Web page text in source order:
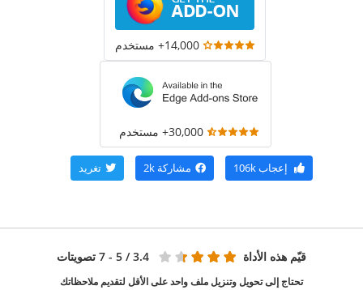
14,000+ مستخدم
30,000+ مستخدم
إعجاب106k مشاركة 2k تغريد
قيّم هذه الأداة 3.4 / 5 - 7 تصويتات
تحتاج إلى تحويل وتنزيل ملف واحد على الأقل لتقديم ملاحظاتك